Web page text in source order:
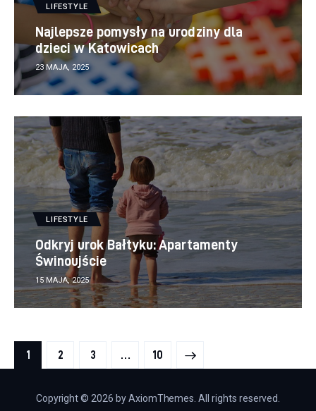
LIFESTYLE
Najlepsze pomysły na urodziny dla
dzieci w Katowicach
23 MAJA, 2025
LIFESTYLE
Odkryj urok Bałtyku: Apartamenty
Świnoujście
15 MAJA, 2025
Stronicowanie
wpisów
PAGE
1 PAGE
2 PAGE
3 … PAGE
10
>
Copyright © 2026 by AxiomThemes. All rights reserved.